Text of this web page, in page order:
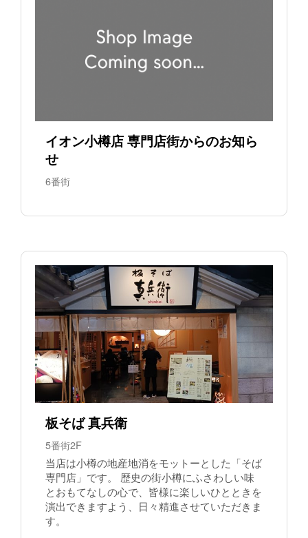
イオン小樽店 専門店街からのお知ら
せ
6番街
板そば 真兵衛
5番街2F
当店は小樽の地産地消をモットーとした「そば
専門店」です。 歴史の街小樽にふさわしい味
とおもてなしの心で、皆様に楽しいひとときを
演出できますよう、日々精進させていただきま
す。